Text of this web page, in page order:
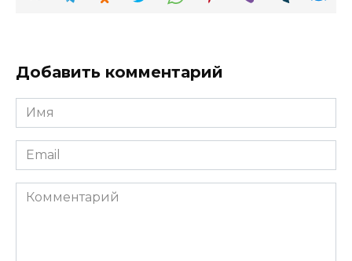
Добавить комментарий
Имя
Email
Комментарий